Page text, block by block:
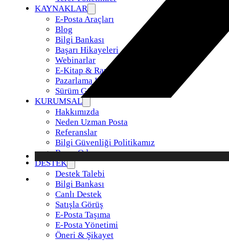
KAYNAKLAR
E-Posta Araçları
Blog
Bilgi Bankası
Başarı Hikayeleri
Webinarlar
E-Kitap & Raporlar
Pazarlama Kiti
Sürüm Güncellemeleri
KURUMSAL
Hakkımızda
Neden Uzman Posta
Referanslar
Bilgi Güvenliği Politikamız
Basın Odası
DESTEK
Destek Talebi
Bilgi Bankası
Canlı Destek
Satışla Görüş
E-Posta Taşıma
E-Posta Yönetimi
Öneri & Şikayet